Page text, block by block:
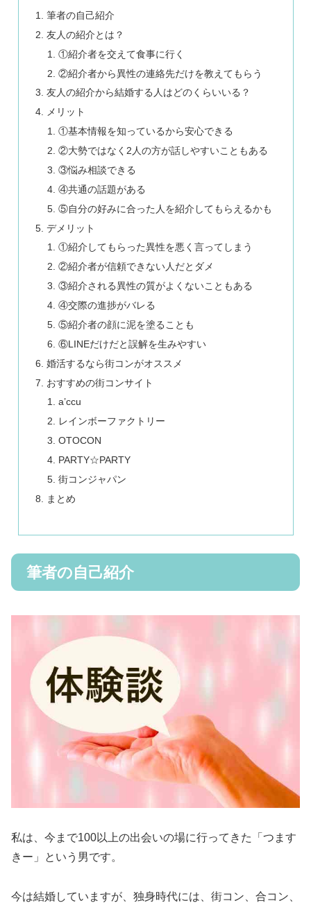
筆者の自己紹介
友人の紹介とは？
①紹介者を交えて食事に行く
②紹介者から異性の連絡先だけを教えてもらう
友人の紹介から結婚する人はどのくらいいる？
メリット
①基本情報を知っているから安心できる
②大勢ではなく2人の方が話しやすいこともある
③悩み相談できる
④共通の話題がある
⑤自分の好みに合った人を紹介してもらえるかも
デメリット
①紹介してもらった異性を悪く言ってしまう
②紹介者が信頼できない人だとダメ
③紹介される異性の質がよくないこともある
④交際の進捗がバレる
⑤紹介者の顔に泥を塗ることも
⑥LINEだけだと誤解を生みやすい
婚活するなら街コンがオススメ
おすすめの街コンサイト
a’ccu
レインボーファクトリー
OTOCON
PARTY☆PARTY
街コンジャパン
まとめ
筆者の自己紹介
私は、今まで100以上の出会いの場に行ってきた「つます
きー」という男です。
今は結婚していますが、独身時代には、街コン、合コン、